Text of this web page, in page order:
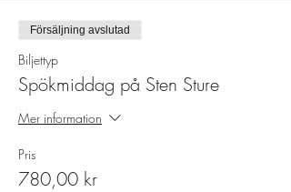
Försäljning avslutad
Biljettyp
Spökmiddag på Sten Sture
Mer information
Pris
780,00 kr